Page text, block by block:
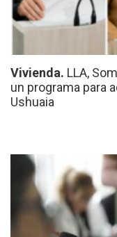
Vivienda. LLA,
un programa para
Ushuaia